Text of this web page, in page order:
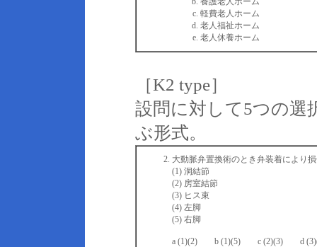
軽費老人ホーム
老人福祉ホーム
老人休養ホーム
［K2 type］
設問に対して5つの選
ぶ形式。
大動脈弁置換術のとき弁装着により
(1) 洞結節
(2) 房室結節
(3) ヒス束
(4) 左脚
(5) 右脚
a (1)(2) b (1)(5) c (2)(3) d